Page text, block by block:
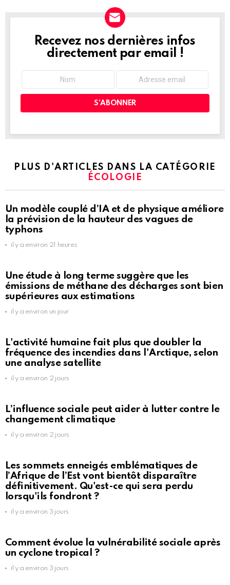
NEWSLETTER
Recevez nos dernières infos
directement par email !
PLUS D'ARTICLES DANS LA CATÉGORIE
ÉCOLOGIE
Un modèle couplé d’IA et de physique améliore
la prévision de la hauteur des vagues de
typhons
il y a environ 21 heures
Une étude à long terme suggère que les
émissions de méthane des décharges sont bien
supérieures aux estimations
il y a environ un jour
L'activité humaine fait plus que doubler la
fréquence des incendies dans l'Arctique, selon
une analyse satellite
il y a environ 2 jours
L’influence sociale peut aider à lutter contre le
changement climatique
il y a environ 2 jours
Les sommets enneigés emblématiques de
l’Afrique de l’Est vont bientôt disparaître
définitivement. Qu'est-ce qui sera perdu
lorsqu'ils fondront ?
il y a environ 3 jours
Comment évolue la vulnérabilité sociale après
un cyclone tropical ?
il y a environ 3 jours